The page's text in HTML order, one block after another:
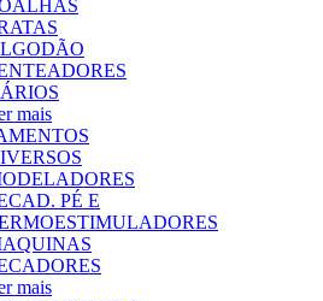
mais
PÉ E
mais